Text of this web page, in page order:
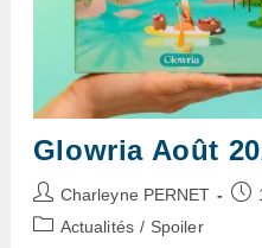
Glowria Août
Auteur/autrice
de
Charleyne PERNET
PostActualités / Spoiler